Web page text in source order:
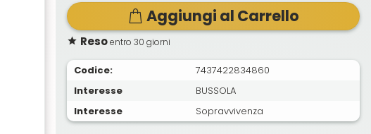
Aggiungi al Carrello
Resoentro 30 giorni
Codice:
7437422834860
Interesse
BUSSOLA
Interesse
Sopravvivenza